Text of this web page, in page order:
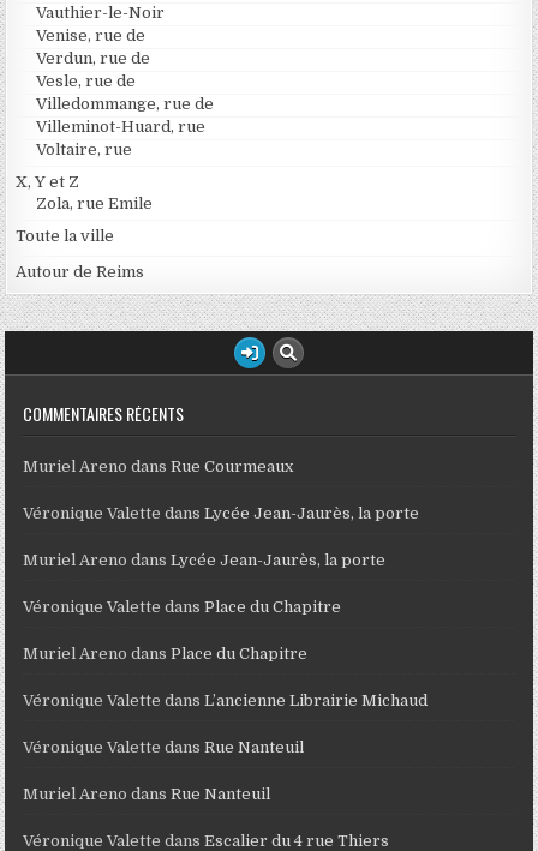
Vauthier-le-Noir
Venise, rue de
Verdun, rue de
Vesle, rue de
Villedommange, rue de
Villeminot-Huard, rue
Voltaire, rue
X, Y et Z
Zola, rue Emile
Toute la ville
Autour de Reims
COMMENTAIRES RÉCENTS
Muriel Areno dansRue Courmeaux
Véronique Valette dansLycée Jean-Jaurès, la porte
Muriel Areno dansLycée Jean-Jaurès, la porte
Véronique Valette dansPlace du Chapitre
Muriel Areno dansPlace du Chapitre
Véronique Valette dansL’ancienne Librairie Michaud
Véronique Valette dansRue Nanteuil
Muriel Areno dansRue Nanteuil
Véronique Valette dansEscalier du 4 rue Thiers